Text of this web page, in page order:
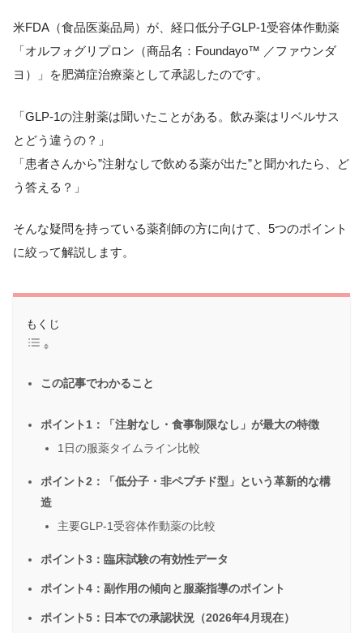
米FDA（食品医薬品局）が、経口低分子GLP-1受容体作動薬
「オルフォグリプロン（商品名：Foundayo™ ／ファウンダ
ヨ）」を肥満症治療薬として承認したのです。
「GLP-1の注射薬は聞いたことがある。飲み薬はリベルサス
とどう違うの？」
「患者さんから”注射なしで飲める薬が出た”と聞かれたら、ど
う答える？」
そんな疑問を持っている薬剤師の方に向けて、5つのポイント
に絞って解説します。
もくじ
この記事でわかること
ポイント1：「注射なし・食事制限なし」が最大の特徴
1日の服薬タイムライン比較
ポイント2：「低分子・非ペプチド型」という革新的な構
造
主要GLP-1受容体作動薬の比較
ポイント3：臨床試験の有効性データ
ポイント4：副作用の傾向と服薬指導のポイント
ポイント5：日本での承認状況（2026年4月現在）